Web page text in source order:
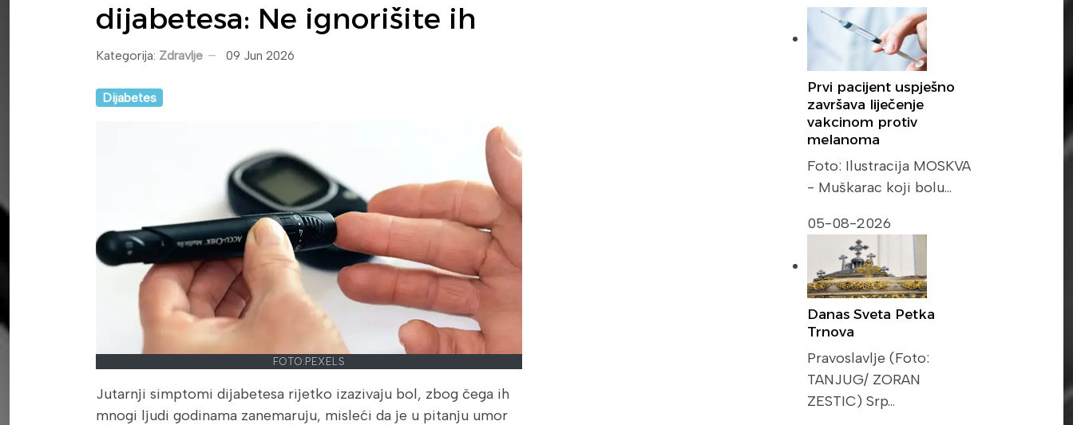
dijabetesa: Ne ignorišite ih
Kategorija: Zdravlje 09 Jun 2026
Dijabetes
FOTO: PEXELS
Jutarnji simptomi dijabetesa rijetko izazivaju bol, zbog čega ih
mnogi ljudi godinama zanemaruju, misleći da je u pitanju umor
Prvi pacijent uspješno
završava liječenje
vakcinom protiv
melanoma
Foto: Ilustracija MOSKVA
- Muškarac koji bolu…
05-08-2026
Danas Sveta Petka
Trnova
Pravoslavlje (Foto:
TANJUG/ ZORAN
ZESTIC) Srp…